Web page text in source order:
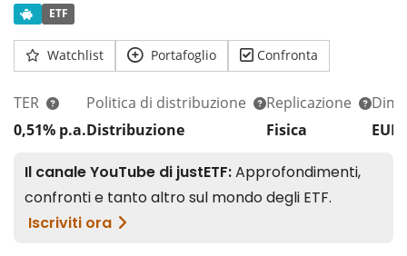
ETF
Watchlist Portafoglio Confronta
TER
0,51% p.a.
Politica di distribuzione
Distribuzione
Replicazione
Fisica